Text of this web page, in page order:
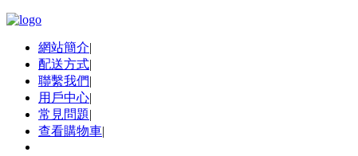
網站簡介|
配送方式|
聯繫我們|
用戶中心|
常見問題|
查看購物車|